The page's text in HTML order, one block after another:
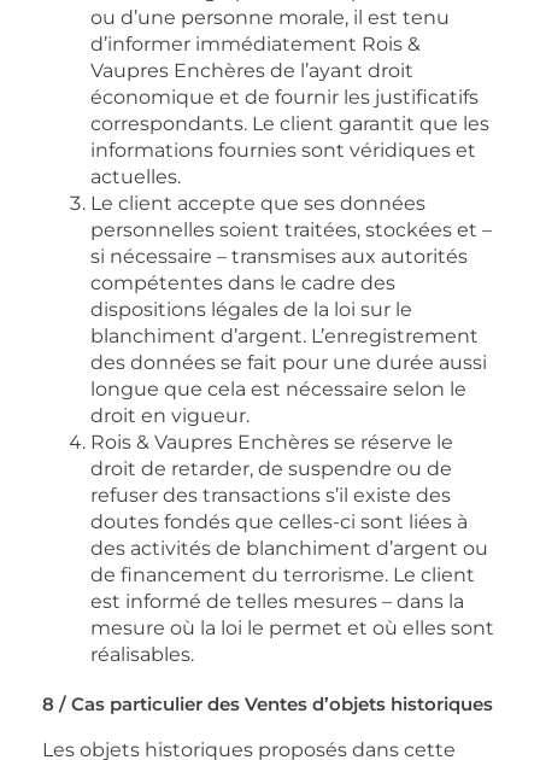
ou d’une personne morale, il est tenu
d’informer immédiatement Rois &
Vaupres Enchères de l’ayant droit
économique et de fournir les justificatifs
correspondants. Le client garantit que les
informations fournies sont véridiques et
actuelles.
Le client accepte que ses données
personnelles soient traitées, stockées et –
si nécessaire – transmises aux autorités
compétentes dans le cadre des
dispositions légales de la loi sur le
blanchiment d’argent. L’enregistrement
des données se fait pour une durée aussi
longue que cela est nécessaire selon le
droit en vigueur.
Rois & Vaupres Enchères se réserve le
droit de retarder, de suspendre ou de
refuser des transactions s’il existe des
doutes fondés que celles-ci sont liées à
des activités de blanchiment d’argent ou
de financement du terrorisme. Le client
est informé de telles mesures – dans la
mesure où la loi le permet et où elles sont
réalisables.
8 / Cas particulier des Ventes d’objets historiques
Les objets historiques proposés dans cette